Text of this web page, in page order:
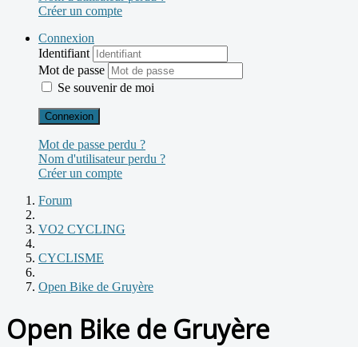
Créer un compte
Connexion
Identifiant
Mot de passe
Se souvenir de moi
Connexion
Mot de passe perdu ?
Nom d'utilisateur perdu ?
Créer un compte
Forum
VO2 CYCLING
CYCLISME
Open Bike de Gruyère
Open Bike de Gruyère